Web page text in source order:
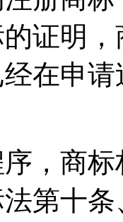
证明
在申
，商
第十